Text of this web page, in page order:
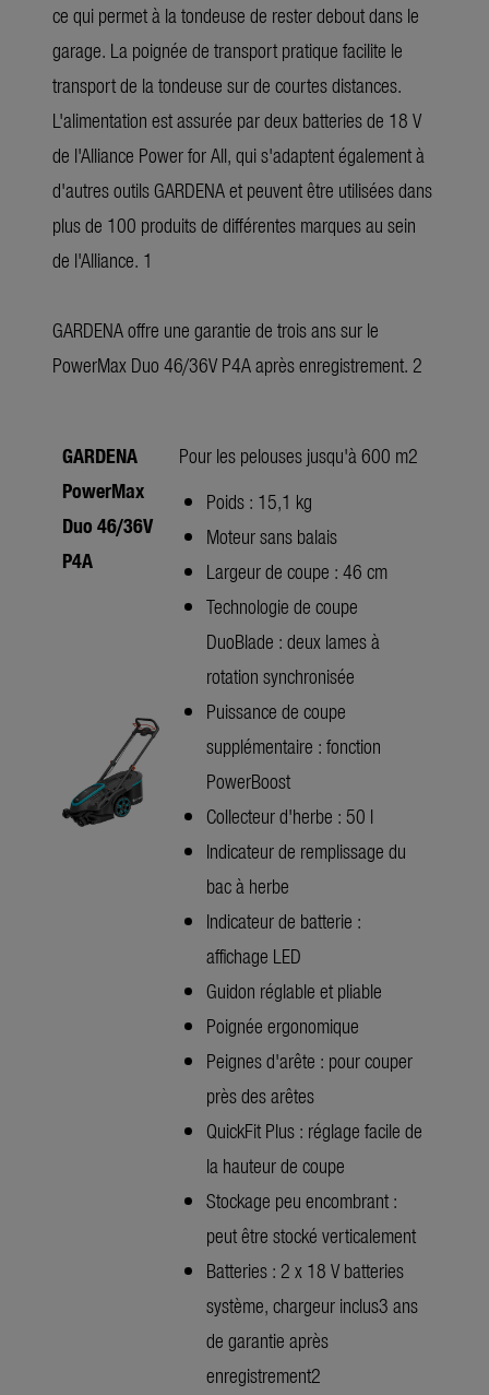
ce qui permet à la tondeuse de rester debout dans le
garage. La poignée de transport pratique facilite le
transport de la tondeuse sur de courtes distances.
L'alimentation est assurée par deux batteries de 18 V
de l'Alliance Power for All, qui s'adaptent également à
d'autres outils GARDENA et peuvent être utilisées dans
plus de 100 produits de différentes marques au sein
de l'Alliance. 1
GARDENA offre une garantie de trois ans sur le
PowerMax Duo 46/36V P4A après enregistrement. 2
GARDENA
PowerMax
Duo 46/36V
P4A
Pour les pelouses jusqu'à 600 m2
Poids : 15,1 kg
Moteur sans balais
Largeur de coupe : 46 cm
Technologie de coupe
DuoBlade : deux lames à
rotation synchronisée
Puissance de coupe
supplémentaire : fonction
PowerBoost
Collecteur d'herbe : 50 l
Indicateur de remplissage du
bac à herbe
Indicateur de batterie :
affichage LED
Guidon réglable et pliable
Poignée ergonomique
Peignes d'arête : pour couper
près des arêtes
QuickFit Plus : réglage facile de
la hauteur de coupe
Stockage peu encombrant :
peut être stocké verticalement
Batteries : 2 x 18 V batteries
système, chargeur inclus3 ans
de garantie après
enregistrement2